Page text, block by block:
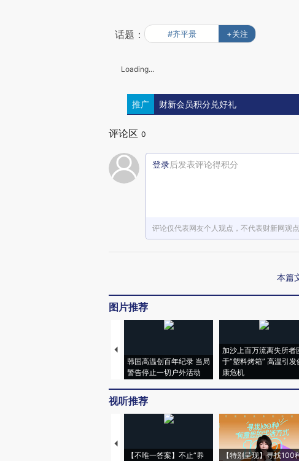
话题： #齐平景 +关注
Loading...
推广 财新会员积分兑好礼
评论区 0
登录后发表评论得积分
评论仅代表网友个人观点，不代表财新网观点
本篇
图片推荐
韩国高温创百年纪录 当局
警告停止一切户外活动
加沙上百万流离失所者
于“塑料烤箱” 高温引发
康危机
视听推荐
【不唯一答案】不止“养
【特别呈现】寻找100